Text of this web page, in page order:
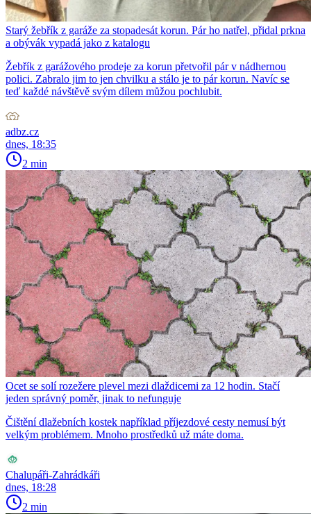
Starý žebřík z garáže za stopadesát korun. Pár ho natřel, přidal prkna
a obývák vypadá jako z katalogu
Žebřík z garážového prodeje za korun přetvořil pár v nádhernou
polici. Zabralo jim to jen chvilku a stálo je to pár korun. Navíc se
teď každé návštěvě svým dílem můžou pochlubit.
adbz.cz
dnes, 18:35
2 min
Ocet se solí rozežere plevel mezi dlaždicemi za 12 hodin. Stačí
jeden správný poměr, jinak to nefunguje
Čištění dlažebních kostek například příjezdové cesty nemusí být
velkým problémem. Mnoho prostředků už máte doma.
Chalupáři-Zahrádkáři
dnes, 18:28
2 min